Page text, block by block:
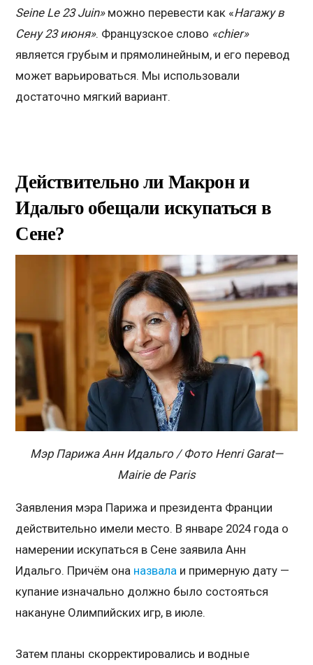
Seine Le 23 Juin»можно перевести как «Нагажу в
Сену 23 июня». Французское слово «chier»
является грубым и прямолинейным, и его перевод
может варьироваться. Мы использовали
достаточно мягкий вариант.
Действительно ли Макрон и
Идальго обещали искупаться в
Сене?
Мэр Парижа Анн Идальго / Фото Henri Garat—
Mairie de Paris
Заявления мэра Парижа и президента Франции
действительно имели место. В январе 2024 года о
намерении искупаться в Сене заявила Анн
Идальго. Причём она назвала и примерную дату —
купание изначально должно было состояться
накануне Олимпийских игр, в июле.
Затем планы скорректировались и водные